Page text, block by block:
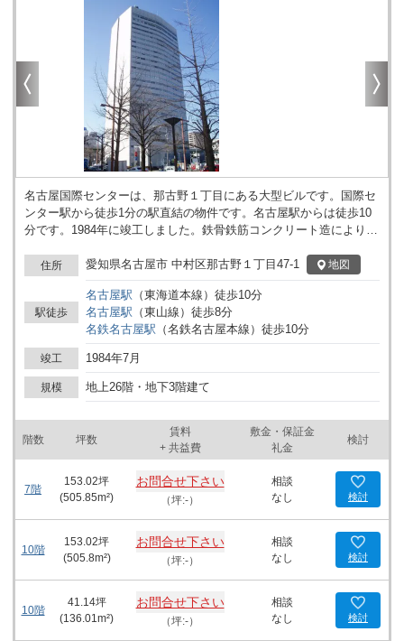
名古屋国際センターは、那古野１丁目にある大型ビルです。国際セ
ンター駅から徒歩1分の駅直結の物件です。名古屋駅からは徒歩10
分です。1984年に竣工しました。鉄骨鉄筋コンクリート造により耐
め、静かな環境で作業できます。床下にケーブルを入れるOAフロ
アで、すっきりとした空間です。周辺に飲食店やコンビニがあり、
急用時も困りません。カーシェアリングに近いため、車が利用しや
すい環境です。首都高脇ですが、大通り交差点に位置するため、見
通しの良い場所です。駅前商業地のため、利便性の良いエリアで
す。
住所 愛知県名古屋市 中村区那古野１丁目47-1 地図
駅徒歩
名古屋駅 （東海道本線 ） 徒歩10分
名古屋駅 （東山線 ） 徒歩8分
名鉄名古屋駅 （名鉄名古屋本線 ） 徒歩10分
竣工 1984年7月
規模 地上26階・地下3階建て
階数 坪数
賃料
+ 共益費
敷金・保証金
礼金
検討
7階
153.02坪
(505.85m²)
お問合せ下さい
（坪:-）
相談
なし
検討
10階
153.02坪
(505.8m²)
お問合せ下さい
（坪:-）
相談
なし
検討
10階
41.14坪
(136.01m²)
お問合せ下さい
（坪:-）
相談
なし
検討